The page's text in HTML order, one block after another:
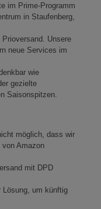
im Prime-Programm
in Staufenberg,
Unsere
neue Services im
wie
gezielte
Saisonspitzen.
möglich, dass wir
Amazon
mit DPD
Lösung, um künftig